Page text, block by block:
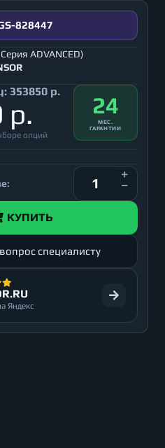
828447
ADVANCED)
353850 р.
р.
опций
24
МЕС.
ГАРАНТИИ
КУПИТЬ
специалисту
Яндекс